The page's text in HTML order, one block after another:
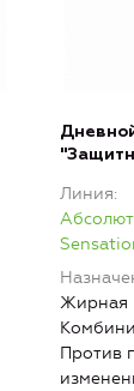
Линия
Жирная
Против